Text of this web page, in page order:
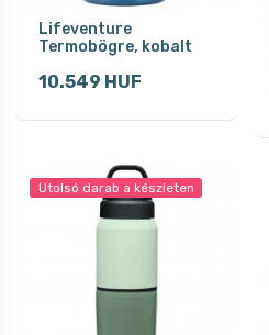
Lifeventure
Termobögre, kobalt
10.549 HUF
Utolsó darab a készleten